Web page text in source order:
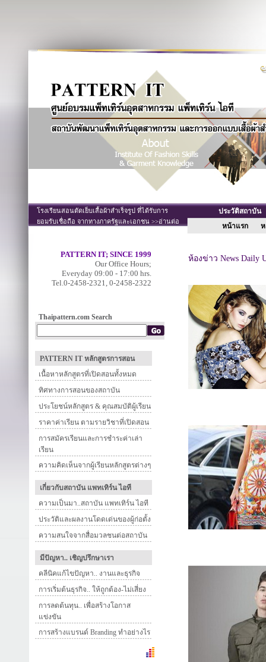
โรงเรียนสอนตัดเย็บเสื้อผ้าสำเร็จรูป ที่ได้รับการ
ยอมรับเชื่อถือ จากทางภาครัฐและเอกชน >>อ่านต่อ
ประวัติสถาบัน
หน้าแรก
ห
PATTERN IT; SINCE 1999
Our Office Hours;
Everyday 09:00 - 17:00 hrs.
Tel.0-2458-2321, 0-2458-2322
Thaipattern.com Search
PATTERN IT หลักสูตรการสอน
เนื้อหาหลักสูตรที่เปิดสอนทั้งหมด
ทิศทางการสอนของสถาบัน
ประโยชน์หลักสูตร & คุณสมบัติผู้เรียน
ราคาค่าเรียน ตามรายวิชาที่เปิดสอน
การสมัครเรียนและการชำระค่าเล่า
เรียน
ความคิดเห็นจากผู้เรียนหลักสูตรต่างๆ
เกี่ยวกับสถาบัน แพทเทิร์น ไอที
ความเป็นมา..สถาบัน แพทเทิร์น ไอที
ประวัติและผลงานโดดเด่นของผู้ก่อตั้ง
ความสนใจจากสื่อมวลชนต่อสถาบัน
มีปัญหา.. เชิญปรึกษาเรา
คลีนิคแก้ไขปัญหา.. งานและธุรกิจ
การเริ่มต้นธุรกิจ.. ให้ถูกต้อง-ไม่เสี่ยง
การลดต้นทุน.. เพื่อสร้างโอกาส
แข่งขัน
การสร้างแบรนด์ Branding ทำอย่างไร
ห้องข่าว News Daily